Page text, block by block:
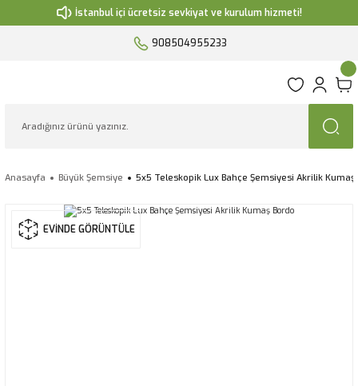
İstanbul içi ücretsiz sevkiyat ve kurulum hizmeti!
908504955233
Anasayfa Büyük Şemsiye 5x5 Teleskopik Lux Bahçe Şemsiyesi Akrilik Kumaş
EVİNDE GÖRÜNTÜLE